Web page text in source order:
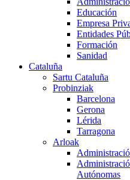
Educación
Empresa
Entidades
Formación
Sanidad
Cataluña
Sartu Cataluña
Probinziak
Barcelona
Gerona
Lérida
Tarragona
Arloak
Autónomas